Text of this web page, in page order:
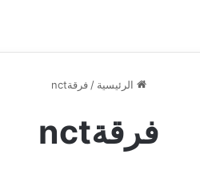
الرئيسية / فرقةnct
فرقةnct